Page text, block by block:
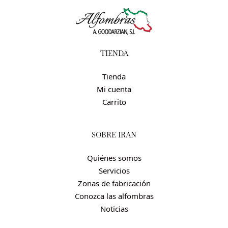
TIENDA
Tienda
Mi cuenta
Carrito
SOBRE IRÁN
Quiénes somos
Servicios
Zonas de fabricación
Conozca las alfombras
Noticias